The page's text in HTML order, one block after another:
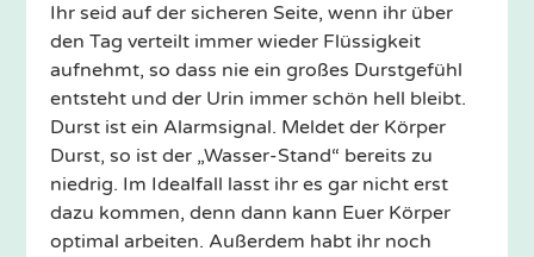
Ihr seid auf der sicheren Seite, wenn ihr über
den Tag verteilt immer wieder Flüssigkeit
aufnehmt, so dass nie ein großes Durstgefühl
entsteht und der Urin immer schön hell bleibt.
Durst ist ein Alarmsignal. Meldet der Körper
Durst, so ist der „Wasser-Stand“ bereits zu
niedrig. Im Idealfall lasst ihr es gar nicht erst
dazu kommen, denn dann kann Euer Körper
optimal arbeiten. Außerdem habt ihr noch